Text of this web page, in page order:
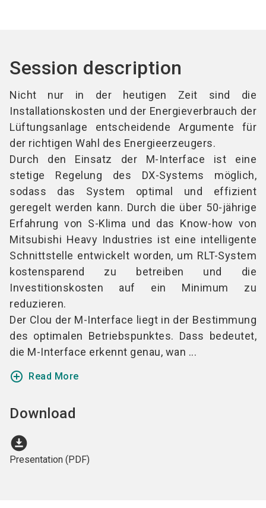
Session description
Nicht nur in der heutigen Zeit sind die
Installationskosten und der Energieverbrauch der
Lüftungsanlage entscheidende Argumente für
der richtigen Wahl des Energieerzeugers.
Durch den Einsatz der M-Interface ist eine
stetige Regelung des DX-Systems möglich,
sodass das System optimal und effizient
geregelt werden kann. Durch die über 50-jährige
Erfahrung von S-Klima und das Know-how von
Mitsubishi Heavy Industries ist eine intelligente
Schnittstelle entwickelt worden, um RLT-System
kostensparend zu betreiben und die
Investitionskosten auf ein Minimum zu
reduzieren.
Der Clou der M-Interface liegt in der Bestimmung
des optimalen Betriebspunktes. Dass bedeutet,
die M-Interface erkennt genau, wan ...
add_circle_outline Read More
Download
download_for_offline
Presentation (PDF)